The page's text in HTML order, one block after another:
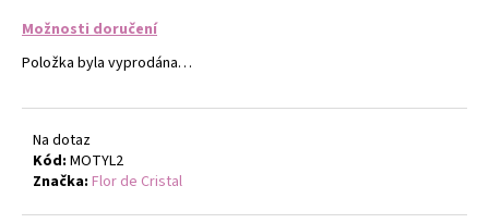
Možnosti doručení
Položka byla vyprodána…
Na dotaz
Kód: MOTYL2
Značka: Flor de Cristal
-
NÁRAMEK
S
427